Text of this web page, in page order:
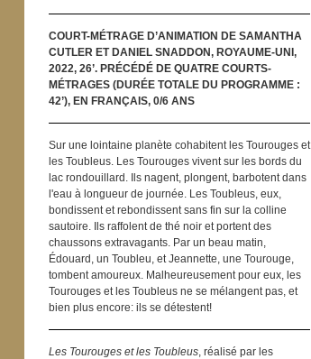
COURT-MÉTRAGE D’ANIMATION DE SAMANTHA
CUTLER ET DANIEL SNADDON, ROYAUME-UNI,
2022, 26’. PRÉCÉDÉ DE QUATRE COURTS-
MÉTRAGES (DURÉE TOTALE DU PROGRAMME :
42’), EN FRANÇAIS, 0/6 ANS
Sur une lointaine planète cohabitent les Tourouges et
les Toubleus. Les Tourouges vivent sur les bords du
lac rondouillard. Ils nagent, plongent, barbotent dans
l'eau à longueur de journée. Les Toubleus, eux,
bondissent et rebondissent sans fin sur la colline
sautoire. Ils raffolent de thé noir et portent des
chaussons extravagants. Par un beau matin,
Édouard, un Toubleu, et Jeannette, une Tourouge,
tombent amoureux. Malheureusement pour eux, les
Tourouges et les Toubleus ne se mélangent pas, et
bien plus encore: ils se détestent!
Les Tourouges et les Toubleus , réalisé par les